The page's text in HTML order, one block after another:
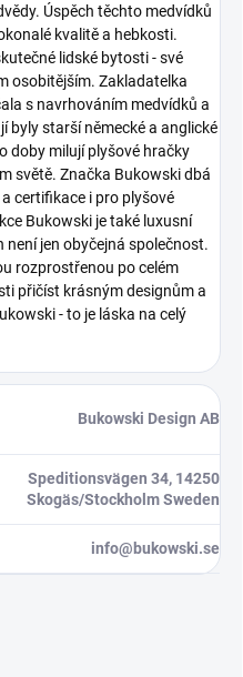
Úspěch těchto medvídků
kvalitě a hebkosti.
lidské bytosti - své
osobitějším. Zakladatelka
s navrhováním medvídků a
byly starší německé a anglické
doby milují plyšové hračky
světě. Značka Bukowski dbá
certifikace i pro plyšové
Bukowski je také luxusní
není jen obyčejná společnost.
rozprostřenou po celém
přičíst krásným designům a
- to je láska na celý
Bukowski Design AB
Speditionsvägen 34, 14250
Skogäs/Stockholm Sweden
info@bukowski.se